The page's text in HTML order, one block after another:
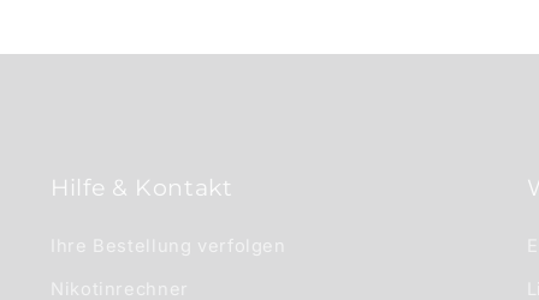
Hilfe & Kontakt
Ihre Bestellung verfolgen
Nikotinrechner